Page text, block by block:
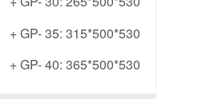
+ GP- 35: 315*500*530
+ GP- 40: 365*500*530